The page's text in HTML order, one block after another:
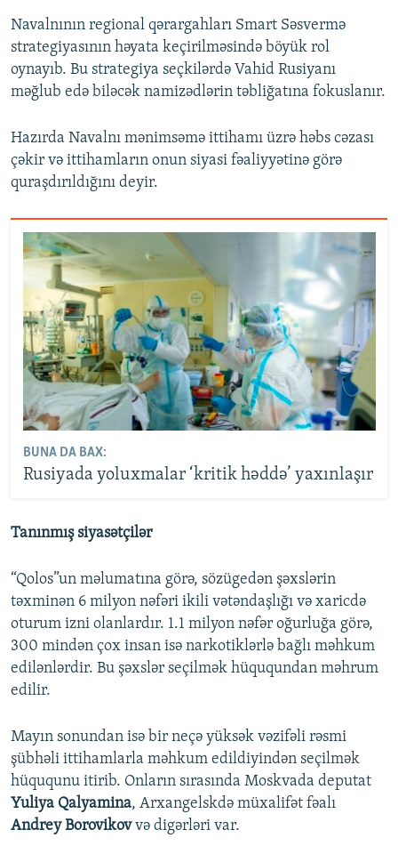
Navalnının regional qərargahları Smart Səsvermə
strategiyasının həyata keçirilməsində böyük rol
oynayıb. Bu strategiya seçkilərdə Vahid Rusiyanı
məğlub edə biləcək namizədlərin təbliğatına fokuslanır.
Hazırda Navalnı mənimsəmə ittihamı üzrə həbs cəzası
çəkir və ittihamların onun siyasi fəaliyyətinə görə
quraşdırıldığını deyir.
BUNA DA BAX:
Rusiyada yoluxmalar ‘kritik həddə’ yaxınlaşır
Tanınmış siyasətçilər
“Qolos”un məlumatına görə, sözügedən şəxslərin
təxminən 6 milyon nəfəri ikili vətəndaşlığı və xaricdə
oturum izni olanlardır. 1.1 milyon nəfər oğurluğa görə,
300 mindən çox insan isə narkotiklərlə bağlı məhkum
edilənlərdir. Bu şəxslər seçilmək hüququndan məhrum
edilir.
Mayın sonundan isə bir neçə yüksək vəzifəli rəsmi
şübhəli ittihamlarla məhkum edildiyindən seçilmək
hüququnu itirib. Onların sırasında Moskvada deputat
Yuliya Qalyamina, Arxangelskdə müxalifət fəalı
Andrey Borovikovvə digərləri var.